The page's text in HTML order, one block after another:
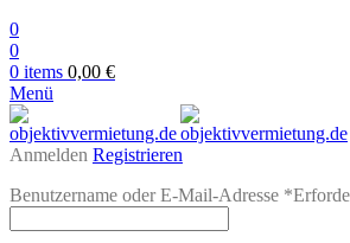
0
0
0 items 0,00 €
Menü
Anmelden Registrieren
Benutzername oder E-Mail-Adresse *